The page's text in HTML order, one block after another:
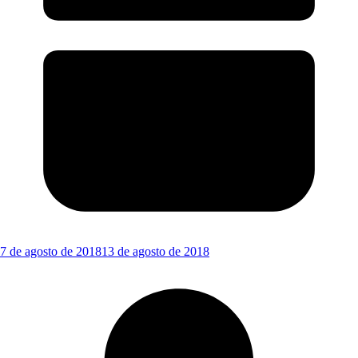
7 de agosto de 201813 de agosto de 2018